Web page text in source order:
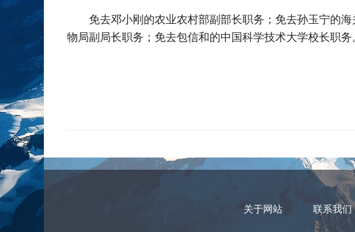
免去邓小刚的农业农村部副部长职务；免去孙玉宁的
物局副局长职务；免去包信和的中国科学技术大学校长职务
关于网站 联系我们